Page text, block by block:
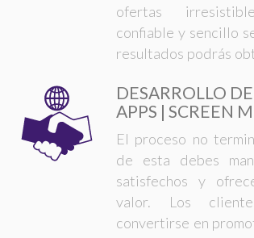
ofertas
confiable y sencillo
resultados podrás
DESARROLLO
APPS | SCREEN
El proceso no
de esta debes
satisfechos y
valor. Los
convertirse en